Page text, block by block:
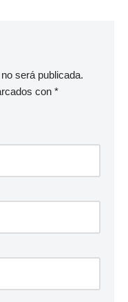
será publicada.
con *